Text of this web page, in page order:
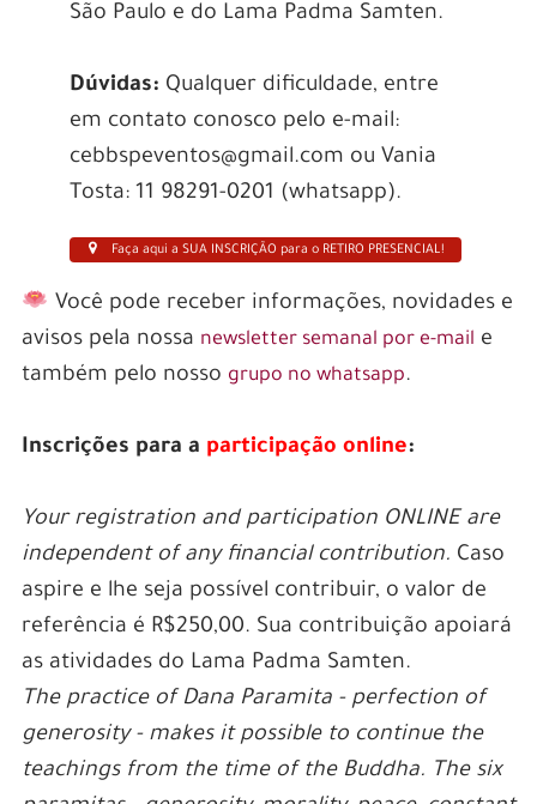
São Paulo e do Lama Padma Samten.
Dúvidas: Qualquer dificuldade, entre
em contato conosco pelo e-mail:
cebbspeventos@gmail.com ou Vania
Tosta: 11 98291-0201 (whatsapp).
Faça aqui a SUA INSCRIÇÃO para o RETIRO PRESENCIAL!
Você pode receber informações, novidades e
avisos pela nossa newsletter semanal por e-mail e
também pelo nosso grupo no whatsapp.
Inscrições para a participação online:
Your registration and participation ONLINE are
independent of any financial contribution. Caso
aspire e lhe seja possível contribuir, o valor de
referência é R$250,00. Sua contribuição apoiará
as atividades do Lama Padma Samten.
The practice of Dana Paramita - perfection of
generosity - makes it possible to continue the
teachings from the time of the Buddha. The six